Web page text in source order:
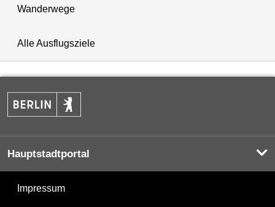
Wanderwege
Alle Ausflugsziele
Hauptstadtportal
Impressum